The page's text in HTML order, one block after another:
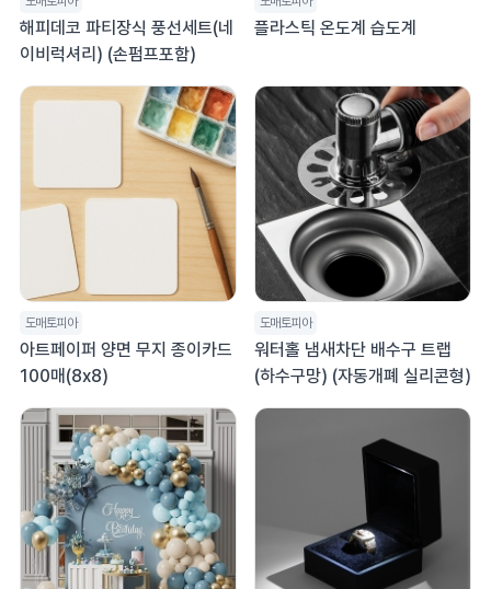
해피데코 파티장식 풍선세트(네
이비럭셔리) (손펌프포함)
플라스틱 온도계 습도계
도매토피아
아트페이퍼 양면 무지 종이카드
100매(8x8)
도매토피아
워터홀 냄새차단 배수구 트랩
(하수구망) (자동개폐 실리콘형)